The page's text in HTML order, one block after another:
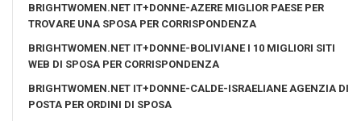
BRIGHTWOMEN.NET IT+DONNE-AZERE MIGLIOR PAESE PER
TROVARE UNA SPOSA PER CORRISPONDENZA
BRIGHTWOMEN.NET IT+DONNE-BOLIVIANE I 10 MIGLIORI SITI
WEB DI SPOSA PER CORRISPONDENZA
BRIGHTWOMEN.NET IT+DONNE-CALDE-ISRAELIANE AGENZIA DI
POSTA PER ORDINI DI SPOSA